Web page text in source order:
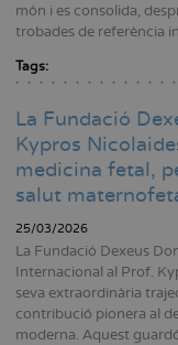
món i es consolida,
trobades de referència
Tags:
La Fundació
Kypros
medicina fetal,
salut
25/03/2026
La Fundació Dexeus
Internacional al Prof.
seva extraordinària
contribució pionera al
moderna. Aquest